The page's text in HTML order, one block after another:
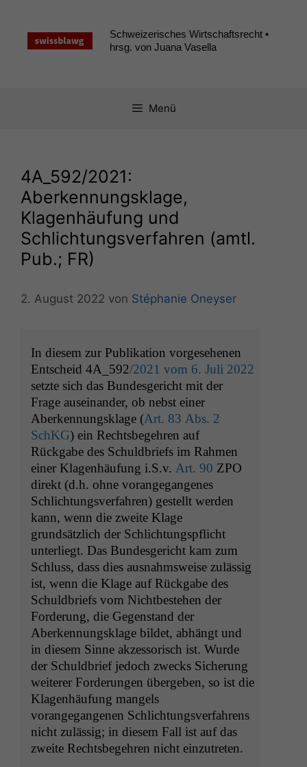
springen
Schweizerisches Wirtschaftsrecht •
hrsg. von Juana Vasella
Menü
4A_592/2021:
Aberkennungsklage,
Klagenhäufung und
Schlichtungsverfahren (amtl.
Pub.; FR)
2. August 2022 von Stéphanie Oneyser
In diesem zur Publikation vorgesehenen
Entscheid 4A_592/2021 vom 6. Juli 2022
setzte sich das Bundesgericht mit der
Frage auseinander, ob nebst einer
Aberkennungsklage (Art. 83 Abs. 2
SchKG) ein Rechtsbegehren auf
Rückgabe des Schuldbriefs im Rahmen
einer Klagenhäufung i.S.v. Art. 90 ZPO
direkt (d.h. ohne vorangegangenes
Schlichtungsverfahren) gestellt werden
kann, wenn die zweite Klage
grundsätzlich der Schlichtungspflicht
unterliegt. Das Bundesgericht kam zum
Schluss, dass dies ausnahmsweise zulässig
ist, wenn die Klage auf Rückgabe des
Schuldbriefs vom Nichtbestehen der
Forderung, die Gegenstand der
Aberkennungsklage bildet, abhängt und
in diesem Sinne akzessorisch ist. Wurde
der Schuldbrief jedoch zwecks Sicherung
weiterer Forderungen übergeben, so ist die
Klagenhäufung mangels
vorangegangenen Schlichtungsverfahrens
nicht zulässig; in diesem Fall ist auf das
zweite Rechtsbegehren nicht einzutreten.